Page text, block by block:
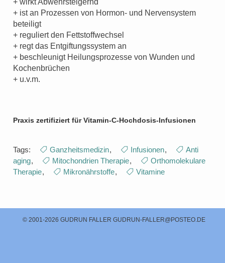
+ wirkt Abwehrsteigernd
+ ist an Prozessen von Hormon- und Nervensystem
beteiligt
+ reguliert den Fettstoffwechsel
+ regt das Entgiftungssystem an
+ beschleunigt Heilungsprozesse von Wunden und
Kochenbrüchen
+ u.v.m.
Praxis zertifiziert für Vitamin-C-Hochdosis-Infusionen
Tags: Ganzheitsmedizin, Infusionen,
Anti
aging, Mitochondrien Therapie,
Orthomolekulare
Therapie, Mikronährstoffe, Vitamine
© 2001-2026 GUDRUN FALLER GUDRUN-FALLER@POSTEO.DE